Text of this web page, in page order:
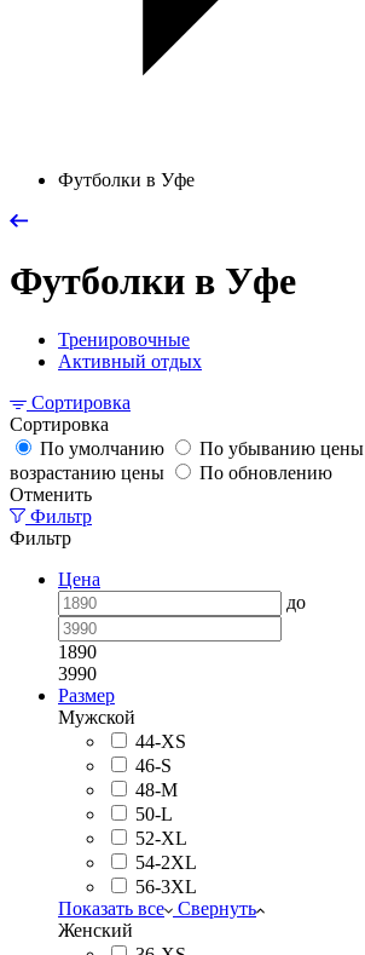
Футболки в Уфе
Футболки в Уфе
Тренировочные
Активный отдых
Сортировка
Сортировка
По умолчанию
По убыванию цены
возрастанию цены
По обновлению
Отменить
Фильтр
Фильтр
Цена
до
1890
3990
Размер
Мужской
44-XS
46-S
48-M
50-L
52-XL
54-2XL
56-3XL
Показать все
Свернуть
Женский